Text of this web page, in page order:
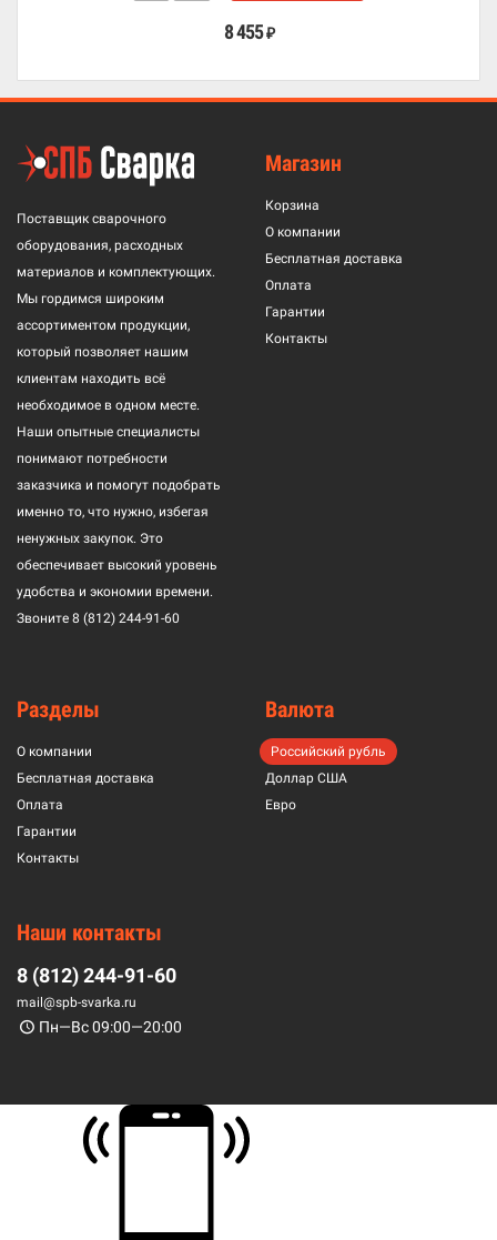
8 455 ₽
Поставщик сварочного
оборудования, расходных
материалов и комплектующих.
Мы гордимся широким
ассортиментом продукции,
который позволяет нашим
клиентам находить всё
необходимое в одном месте.
Наши опытные специалисты
понимают потребности
заказчика и помогут подобрать
именно то, что нужно, избегая
ненужных закупок. Это
обеспечивает высокий уровень
удобства и экономии времени.
Звоните 8 (812) 244-91-60
Магазин
Корзина
О компании
Бесплатная доставка
Оплата
Гарантии
Контакты
Разделы
О компании
Бесплатная доставка
Оплата
Гарантии
Контакты
Валюта
Российский рубль
Доллар США
Евро
Наши контакты
8 (812) 244-91-60
mail@spb-svarka.ru
Пн—Вс 09:00—20:00